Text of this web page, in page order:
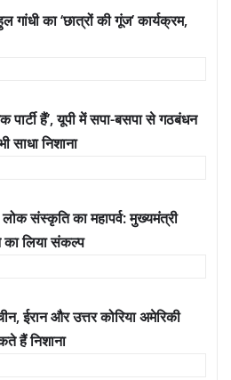
गांधी का ‘छात्रों की गूंज’ कार्यक्रम,
पार्टी हैं’, यूपी में सपा-बसपा से गठबंधन
साधा निशाना
संस्कृति का महापर्व: मुख्यमंत्री
का लिया संकल्प
ईरान और उत्तर कोरिया अमेरिकी
हैं निशाना